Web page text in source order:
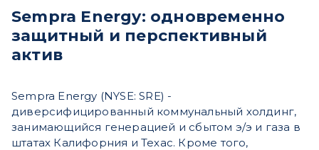
Sempra Energy: одновременно
защитный и перспективный
актив
Sempra Energy (NYSE: SRE) -
диверсифицированный коммунальный холдинг,
занимающийся генерацией и сбытом э/э и газа в
штатах Калифорния и Техас. Кроме того,